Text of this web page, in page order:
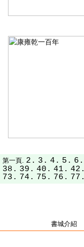
第一頁. 2. 3. 4. 5. 6.
38. 39. 40. 41. 42.
73. 74. 75. 76. 77.
書城介紹